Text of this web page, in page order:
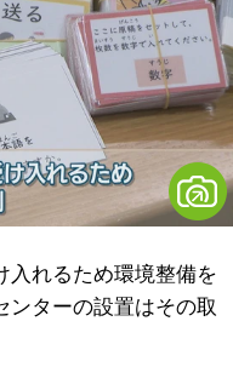
れるため環境整備を
ンターの設置はその取